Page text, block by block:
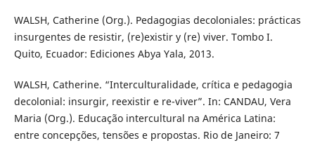
WALSH, Catherine (Org.). Pedagogias decoloniales: prácticas
insurgentes de resistir, (re)existir y (re) viver. Tombo I.
Quito, Ecuador: Ediciones Abya Yala, 2013.
WALSH, Catherine. “Interculturalidade, crítica e pedagogia
decolonial: insurgir, reexistir e re-viver”. In: CANDAU, Vera
Maria (Org.). Educação intercultural na América Latina:
entre concepções, tensões e propostas. Rio de Janeiro: 7